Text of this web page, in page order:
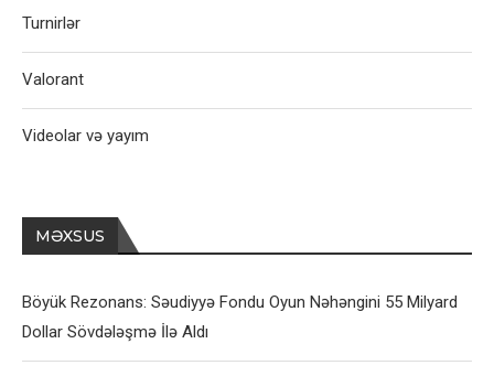
Turnirlər
Valorant
Videolar və yayım
MƏXSUS
Böyük Rezonans: Səudiyyə Fondu Oyun Nəhəngini 55 Milyard
Dollar Sövdələşmə İlə Aldı